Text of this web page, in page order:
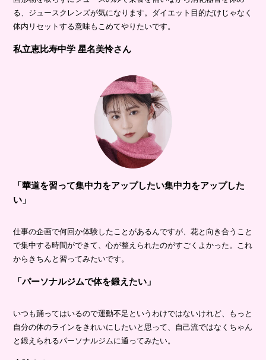
る、ジュースクレンズが気になります。ダイエット目的だけじゃなく
体内リセットする意味もこめてやりたいです。
私立恵比寿中学 星名美怜さん
「華道を習って集中力をアップしたい集中力をアップした
い」
仕事の企画で何回か体験したことがあるんですが、花と向き合うこと
で集中する時間ができて、心が整えられたのがすごくよかった。これ
からきちんと習ってみたいです。
「パーソナルジムで体を鍛えたい」
いつも踊ってはいるので運動不足というわけではないけれど、もっと
自分の体のラインをきれいにしたいと思って、自己流ではなくちゃん
と鍛えられるパーソナルジムに通ってみたい。